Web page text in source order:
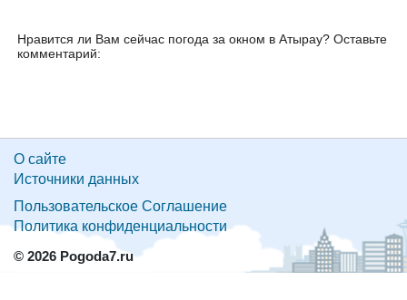
Нравится ли Вам сейчас погода за окном в Атырау? Оставьте
комментарий:
О сайте
Источники данных
Пользовательское Соглашение
Политика конфиденциальности
© 2026 Pogoda7.ru